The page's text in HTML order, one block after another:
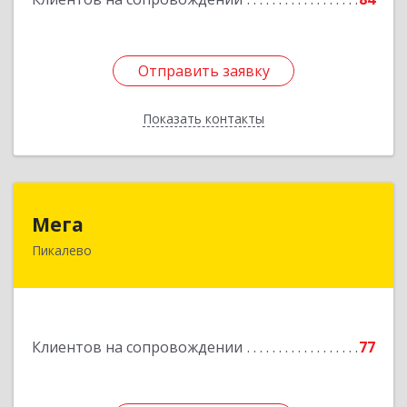
Отправить заявку
Показать контакты
Отправить заявку
Назад
Мега
Пикалево
Клиентов на сопровождении 77
187600, Ленинградская обл, Пикалево г,